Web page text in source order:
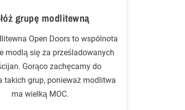
grupę modlitewną
Open Doors to wspólnota
modlą się za prześladowanych
Gorąco zachęcamy do
takich grup, ponieważ modlitwa
ma wielką MOC.